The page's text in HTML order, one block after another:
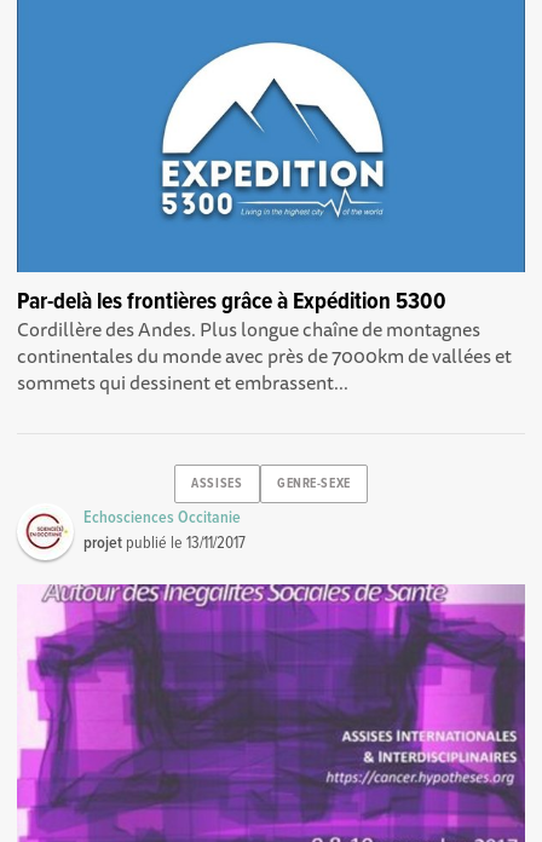
Par-delà les frontières grâce à Expédition 5300
Cordillère des Andes. Plus longue chaîne de montagnes
continentales du monde avec près de 7000km de vallées et
sommets qui dessinent et embrassent...
ASSISES GENRE-SEXE
Echosciences Occitanie
projet publié le13/11/2017